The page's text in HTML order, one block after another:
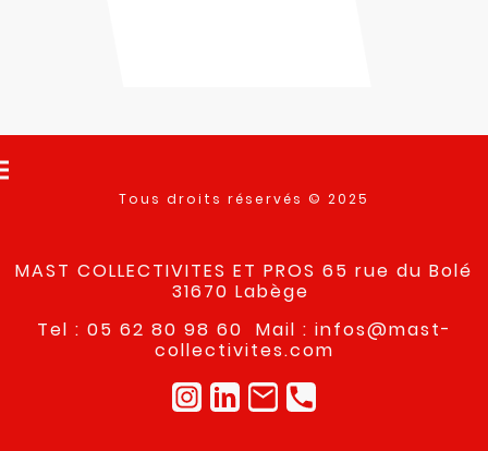
Tous droits réservés © 2025
MAST COLLECTIVITES ET PROS 65 rue du Bolé
31670 Labège
Tel : 05 62 80 98 60 Mail : infos@mast-
collectivites.com